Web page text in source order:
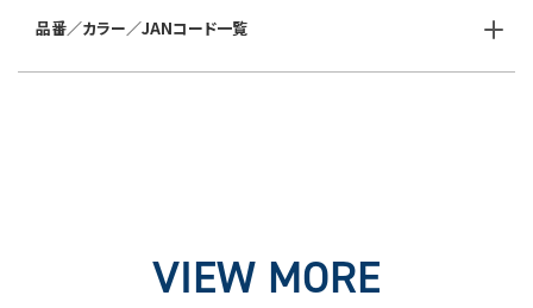
品番／カラー／JANコード一覧
VIEW MORE